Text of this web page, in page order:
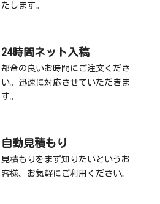
たします。
24時間ネット入稿
都合の良いお時間にご注文くださ
い。迅速に対応させていただきま
す。
自動見積もり
見積もりをまず知りたいというお
客様、お気軽にご利用ください。